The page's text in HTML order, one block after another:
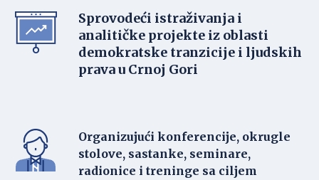
Sprovodeći istraživanja i
analitičke projekte iz oblasti
demokratske tranzicije i ljudskih
prava u Crnoj Gori
Organizujući konferencije, okrugle
stolove, sastanke, seminare,
radionice i treninge sa ciljem